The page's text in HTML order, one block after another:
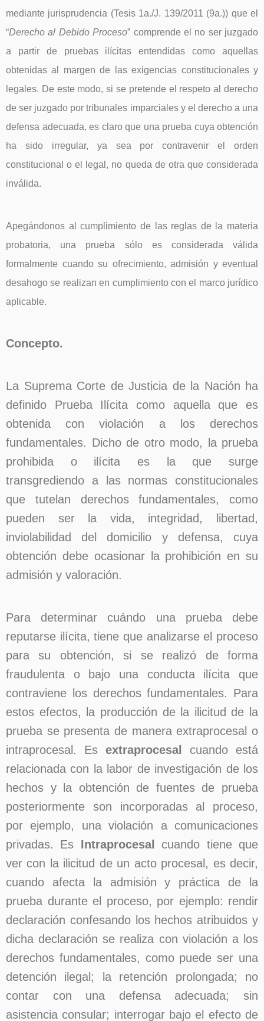
mediante jurisprudencia (Tesis 1a./J. 139/2011 (9a.)) que el
“Derecho al Debido Proceso” comprende el no ser juzgado
a partir de pruebas ilícitas entendidas como aquellas
obtenidas al margen de las exigencias constitucionales y
legales. De este modo, si se pretende el respeto al derecho
de ser juzgado por tribunales imparciales y el derecho a una
defensa adecuada, es claro que una prueba cuya obtención
ha sido irregular, ya sea por contravenir el orden
constitucional o el legal, no queda de otra que considerada
inválida.
Apegándonos al cumplimiento de las reglas de la materia
probatoria, una prueba sólo es considerada válida
formalmente cuando su ofrecimiento, admisión y eventual
desahogo se realizan en cumplimiento con el marco jurídico
aplicable.
Concepto.
La Suprema Corte de Justicia de la Nación ha
definido Prueba Ilícita como aquella que es
obtenida con violación a los derechos
fundamentales. Dicho de otro modo, la prueba
prohibida o ilícita es la que surge
transgrediendo a las normas constitucionales
que tutelan derechos fundamentales, como
pueden ser la vida, integridad, libertad,
inviolabilidad del domicilio y defensa, cuya
obtención debe ocasionar la prohibición en su
admisión y valoración.
Para determinar cuándo una prueba debe
reputarse ilícita, tiene que analizarse el proceso
para su obtención, si se realizó de forma
fraudulenta o bajo una conducta ilícita que
contraviene los derechos fundamentales. Para
estos efectos, la producción de la ilicitud de la
prueba se presenta de manera extraprocesal o
intraprocesal. Es extraprocesal
cuando está
relacionada con la labor de investigación de los
hechos y la obtención de fuentes de prueba
posteriormente son incorporadas al proceso,
por ejemplo, una violación a comunicaciones
privadas. Es Intraprocesal
cuando tiene que
ver con la ilicitud de un acto procesal, es decir,
cuando afecta la admisión y práctica de la
prueba durante el proceso, por ejemplo: rendir
declaración confesando los hechos atribuidos y
dicha declaración se realiza con violación a los
derechos fundamentales, como puede ser una
detención ilegal; la retención prolongada; no
contar con una defensa adecuada; sin
asistencia consular; interrogar bajo el efecto de